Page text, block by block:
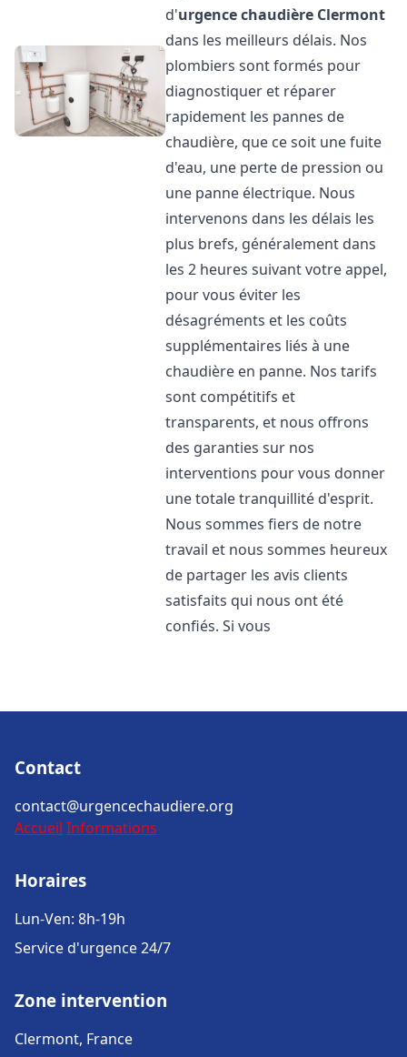
d'urgence chaudière Clermont
dans les meilleurs délais. Nos
plombiers sont formés pour
diagnostiquer et réparer
rapidement les pannes de
chaudière, que ce soit une fuite
d'eau, une perte de pression ou
une panne électrique. Nous
intervenons dans les délais les
plus brefs, généralement dans
les 2 heures suivant votre appel,
pour vous éviter les
désagréments et les coûts
supplémentaires liés à une
chaudière en panne. Nos tarifs
sont compétitifs et
transparents, et nous offrons
des garanties sur nos
interventions pour vous donner
une totale tranquillité d'esprit.
Nous sommes fiers de notre
travail et nous sommes heureux
de partager les avis clients
satisfaits qui nous ont été
confiés. Si vous
Contact
contact@urgencechaudiere.org
Accueil Informations
Horaires
Lun-Ven: 8h-19h
Service d'urgence 24/7
Zone intervention
Clermont, France